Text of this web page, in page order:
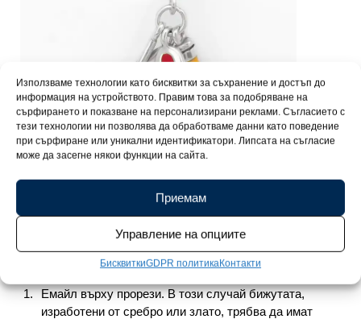
Използваме технологии като бисквитки за съхранение и достъп до
информация на устройството. Правим това за подобряване на
сърфирането и показване на персонализирани реклами. Съгласието с
тези технологии ни позволява да обработваме данни като поведение
при сърфиране или уникални идентификатори. Липсата на съгласие
може да засегне някои функции на сайта.
Приемам
Управление на опциите
БисквиткиGDPR политикаКонтакти
В същото време, благодарение на напредъка на химията,
нюанси. Технологиите за наслагване на емайла са много.
Ще поговорим за основните в тази статия:
Емайл върху прорези. В този случай бижутата,
изработени от сребро или злато, трябва да имат